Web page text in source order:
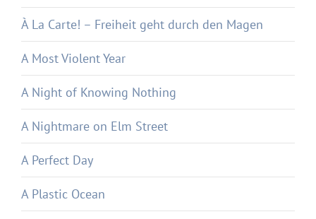
À La Carte! – Freiheit geht durch den Magen
A Most Violent Year
A Night of Knowing Nothing
A Nightmare on Elm Street
A Perfect Day
A Plastic Ocean